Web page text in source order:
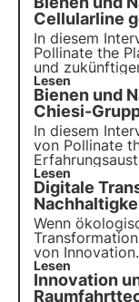
Cellularline
In diesem
Pollinate the
und
eines
Unternehmen
angefangen
biologischen
Lesen
Bienen und
Chiesi-
In diesem
von Pollinate
Bienen zu
Erhaltung der
Lesen
Digitale
Wenn
von
nachhaltige
erfahren Sie,
digitalen
Lesen
Innovation